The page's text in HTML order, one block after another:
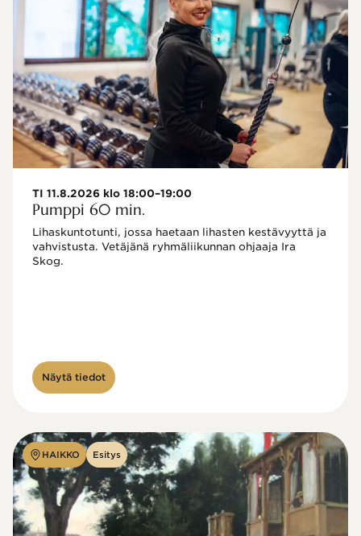
TI 11.8.2026 klo 18:00–19:00
Pumppi 60 min.
Lihaskuntotunti, jossa haetaan lihasten kestävyyttä ja
vahvistusta. Vetäjänä ryhmäliikunnan ohjaaja Ira
Skog.
Näytä tiedot
HAIKKO Esitys